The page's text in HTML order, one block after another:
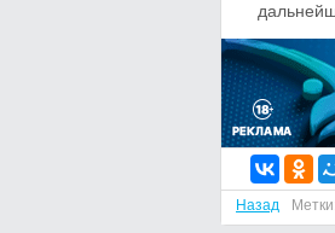
Назад